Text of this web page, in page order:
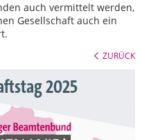
auch vermittelt werden,
Gesellschaft auch ein
ZURÜCK
2025